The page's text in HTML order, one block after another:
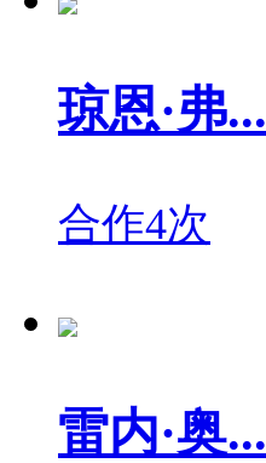
琼恩·弗...
合作4次
雷内·奥...